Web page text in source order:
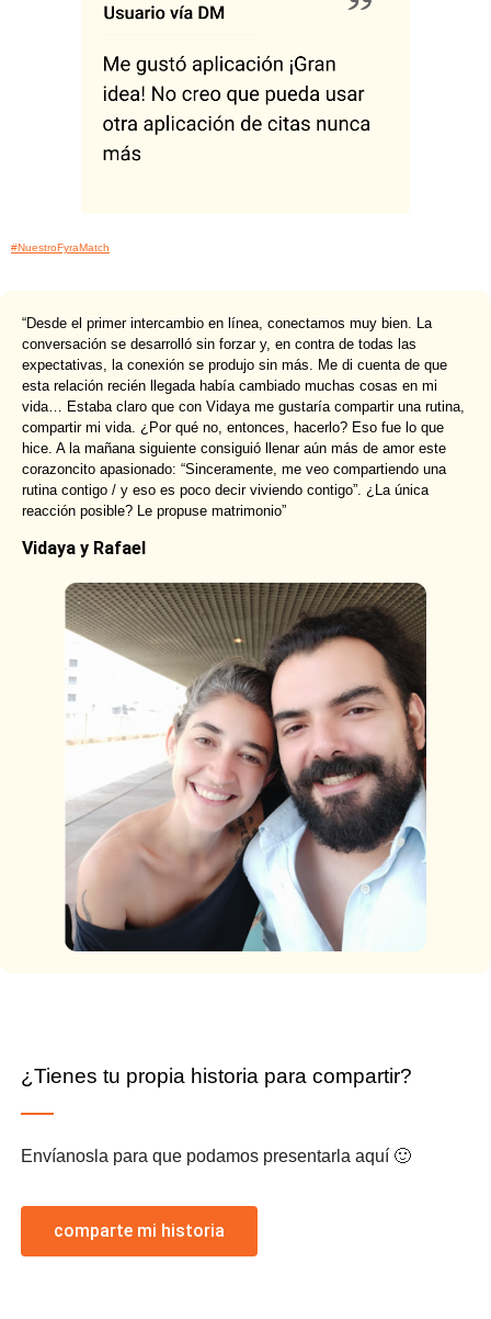
#NuestroFyraMatch
“Desde el primer intercambio en línea, conectamos muy bien. La
conversación se desarrolló sin forzar y, en contra de todas las
expectativas, la conexión se produjo sin más. Me di cuenta de que
esta relación recién llegada había cambiado muchas cosas en mi
vida… Estaba claro que con Vidaya me gustaría compartir una rutina,
compartir mi vida. ¿Por qué no, entonces, hacerlo? Eso fue lo que
hice. A la mañana siguiente consiguió llenar aún más de amor este
corazoncito apasionado: “Sinceramente, me veo compartiendo una
rutina contigo / y eso es poco decir viviendo contigo”. ¿La única
reacción posible? Le propuse matrimonio”
Vidaya y Rafael
¿Tienes tu propia historia para compartir?
Envíanosla para que podamos presentarla aquí 🙂
comparte mi historia